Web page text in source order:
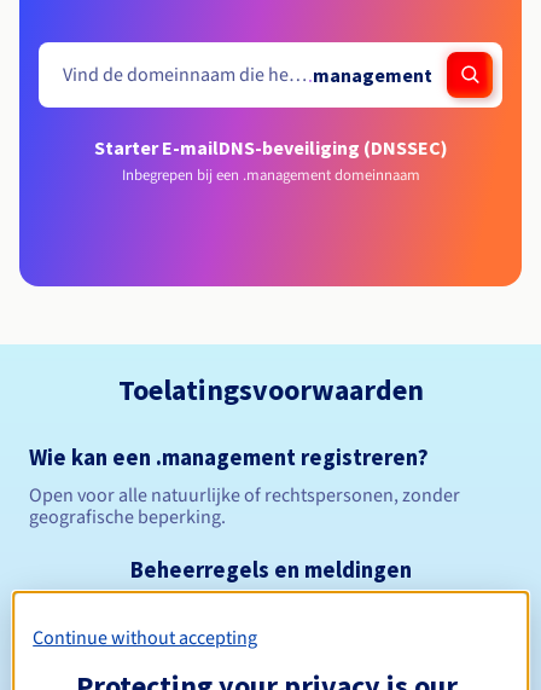
.management
Starter E-mailDNS-beveiliging (DNSSEC)
Inbegrepen bij een .management domeinnaam
Toelatingsvoorwaarden
Wie kan een .management registreren?
Open voor alle natuurlijke of rechtspersonen, zonder
geografische beperking.
Beheerregels en meldingen
Registratieperiode
Continue without accepting